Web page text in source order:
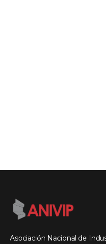
Asociación Nacional de